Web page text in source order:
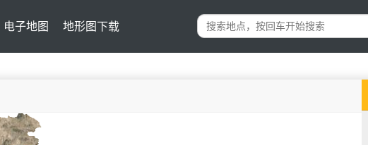
电子地图 地形图下载